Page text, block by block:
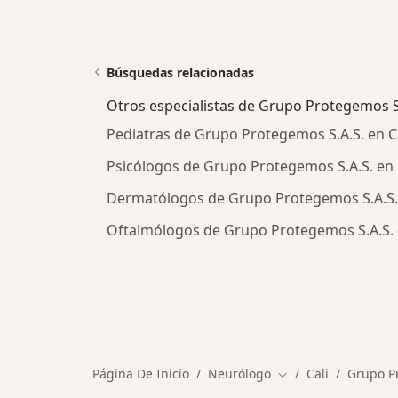
Búsquedas relacionadas
Otros especialistas de Grupo Protegemos
Pediatras de Grupo Protegemos S.A.S. en
Psicólogos de Grupo Protegemos S.A.S. en
Dermatólogos de Grupo Protegemos
Oftalmólogos de Grupo Protegemos S.A.S.
Página De Inicio Neurólogo Cambiar de ciudad
Cali Grupo